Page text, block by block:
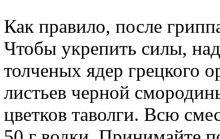
Как правило, после
Чтобы укрепить силы,
толченых ядер грецкого
листьев черной
цветков таволги. Всю